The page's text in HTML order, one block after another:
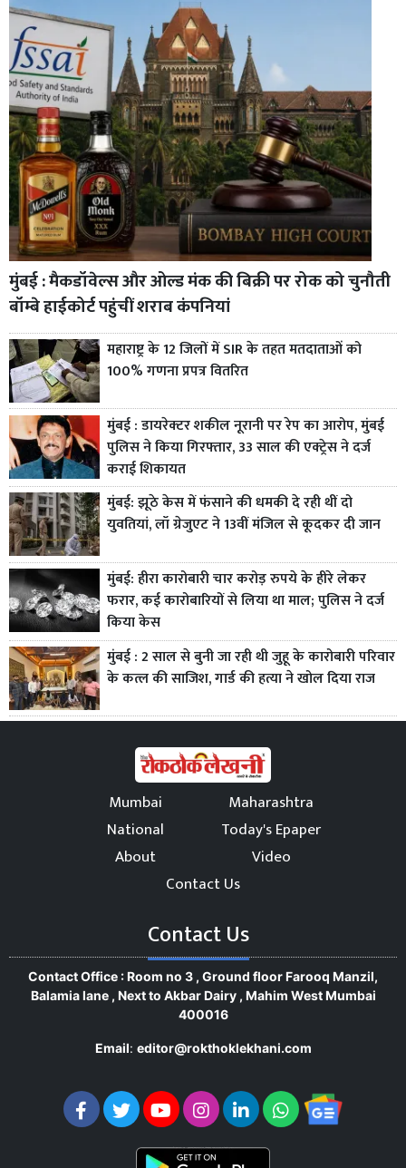
मुंबई : मैकडॉवेल्स और ओल्ड मंक की बिक्री पर रोक को चुनौती
बॉम्बे हाईकोर्ट पहुंचीं शराब कंपनियां
महाराष्ट्र के 12 जिलों में SIR के तहत मतदाताओं को
100% गणना प्रपत्र वितरित
मुंबई : डायरेक्टर शकील नूरानी पर रेप का आरोप, मुंबई
पुलिस ने किया गिरफ्तार, 33 साल की एक्ट्रेस ने दर्ज
कराई शिकायत
मुंबई: झूठे केस में फंसाने की धमकी दे रही थीं दो
युवतियां, लॉ ग्रेजुएट ने 13वीं मंजिल से कूदकर दी जान
मुंबई: हीरा कारोबारी चार करोड़ रुपये के हीरे लेकर
फरार, कई कारोबारियों से लिया था माल; पुलिस ने दर्ज
किया केस
मुंबई : 2 साल से बुनी जा रही थी जुहू के कारोबारी परिवार
के कत्ल की साजिश, गार्ड की हत्या ने खोल दिया राज
Mumbai
Maharashtra
National
Today's Epaper
About
Video
Contact Us
Contact Us
Contact Office : Room no 3 , Ground floor Farooq Manzil,
Balamia lane , Next to Akbar Dairy , Mahim West Mumbai
400016
Email: editor@rokthoklekhani.com